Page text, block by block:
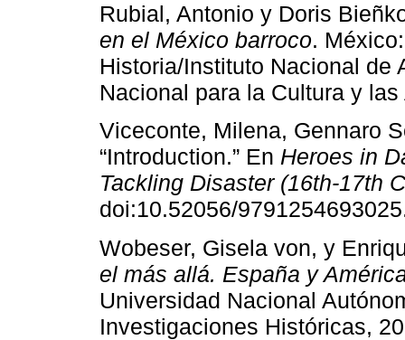
Rubial, Antonio y Doris
en el México barroco.
Historia/Instituto Nacional de
Nacional para la Cultura y
Viceconte, Milena, Gennaro
“Introduction.” En Heroes in
Tackling Disaster (16th-17th
doi:10.52056/
Wobeser, Gisela von, y
el más allá. España y
Universidad Nacional
Investigaciones Históricas,